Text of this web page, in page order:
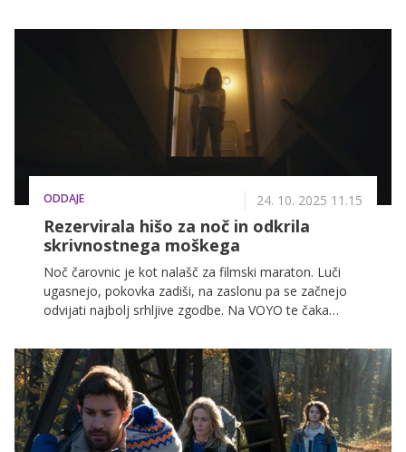
vezi med liki.
ODDAJE 24. 10. 2025 11.15
Rezervirala hišo za noč in odkrila
skrivnostnega moškega
Noč čarovnic je kot nalašč za filmski maraton. Luči
ugasnejo, pokovka zadiši, na zaslonu pa se začnejo
odvijati najbolj srhljive zgodbe. Na VOYO te čaka
ponoči zagotovo ne bo mikalo hoditi po temnih
hodnikih!